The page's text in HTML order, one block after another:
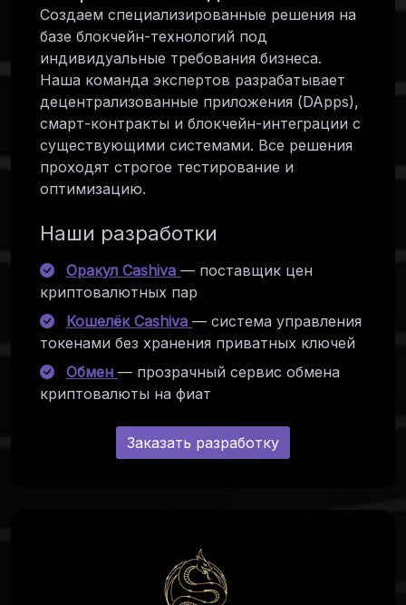
Создаем специализированные решения на
базе блокчейн-технологий под
индивидуальные требования бизнеса.
Наша команда экспертов разрабатывает
децентрализованные приложения (DApps),
смарт-контракты и блокчейн-интеграции с
существующими системами. Все решения
проходят строгое тестирование и
оптимизацию.
Наши разработки
Оракул Cashiva — поставщик цен
криптовалютных пар
Кошелёк Cashiva — система управления
токенами без хранения приватных ключей
Обмен — прозрачный сервис обмена
криптовалюты на фиат
Заказать разработку